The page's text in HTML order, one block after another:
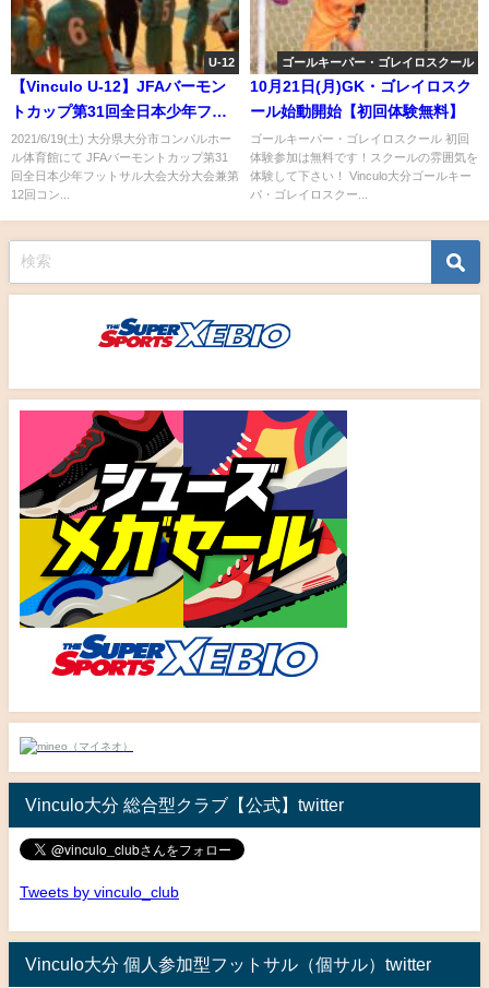
U-12
【Vinculo U-12】JFAバーモン
トカップ第31回全日本少年フッ
トサル大会大分大会
2021/6/19(土)
2021/6/19(土) 大分県大分市コンパルホー
ル体育館にて JFAバーモントカップ第31
回全日本少年フットサル大会大分大会兼第
12回コン...
ゴールキーパー・ゴレイロスクール
10月21日(月)GK・ゴレイロスク
ール始動開始【初回体験無料】
ゴールキーパー・ゴレイロスクール 初回
体験参加は無料です！スクールの雰囲気を
体験して下さい！ Vinculo大分ゴールキー
パ・ゴレイロスクー...
Vinculo大分 総合型クラブ【公式】twitter
Tweets by vinculo_club
Vinculo大分 個人参加型フットサル（個サル）twitter